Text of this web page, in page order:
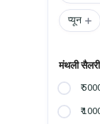
प्यून
मंथली सैलरी
₹
₹